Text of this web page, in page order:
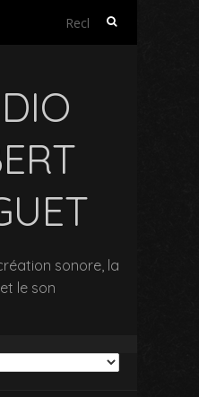
Rechercher :
sonore, la
le son